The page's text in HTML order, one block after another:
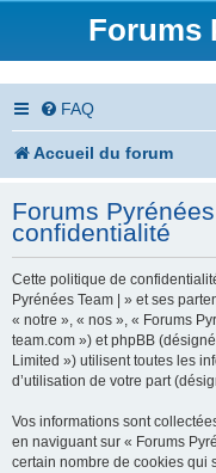
Forums
FAQ
Accueil du forum
Forums
confidentialité
Cette politique de
Pyrénées Team | » et ses
« notre », « nos », « Forums
team.com ») et phpBB
Limited ») utilisent toutes les
d’utilisation de votre part
Vos informations sont
en naviguant sur « Forums
certain nombre de cookies qui